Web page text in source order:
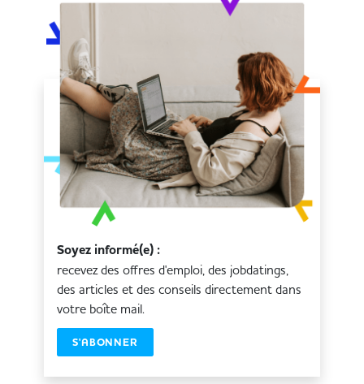
Soyez informé(e) :
recevez des offres d'emploi, des jobdatings,
des articles et des conseils directement dans
votre boîte mail.
S'ABONNER